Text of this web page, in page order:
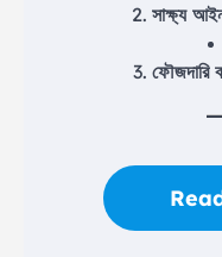
সাক্ষ্য
ফৌজদারি